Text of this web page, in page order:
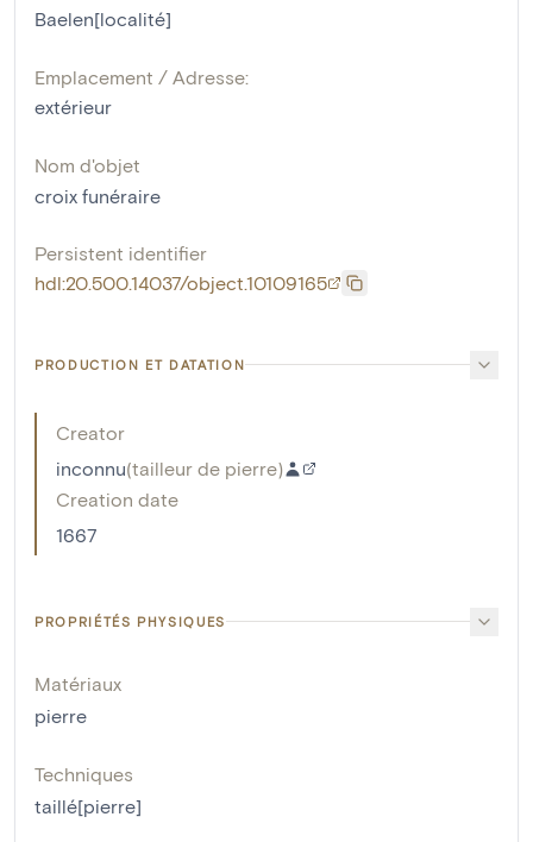
Baelen[localité]
Emplacement / Adresse:
extérieur
Nom d'objet
croix funéraire
Persistent identifier
hdl:20.500.14037/object.10109165
PRODUCTION ET DATATION
Creator
inconnu(tailleur de pierre)
Creation date
1667
PROPRIÉTÉS PHYSIQUES
Matériaux
pierre
Techniques
taillé[pierre]